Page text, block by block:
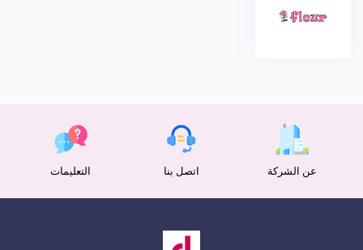
عن الشركة اتصل بنا التعليمات